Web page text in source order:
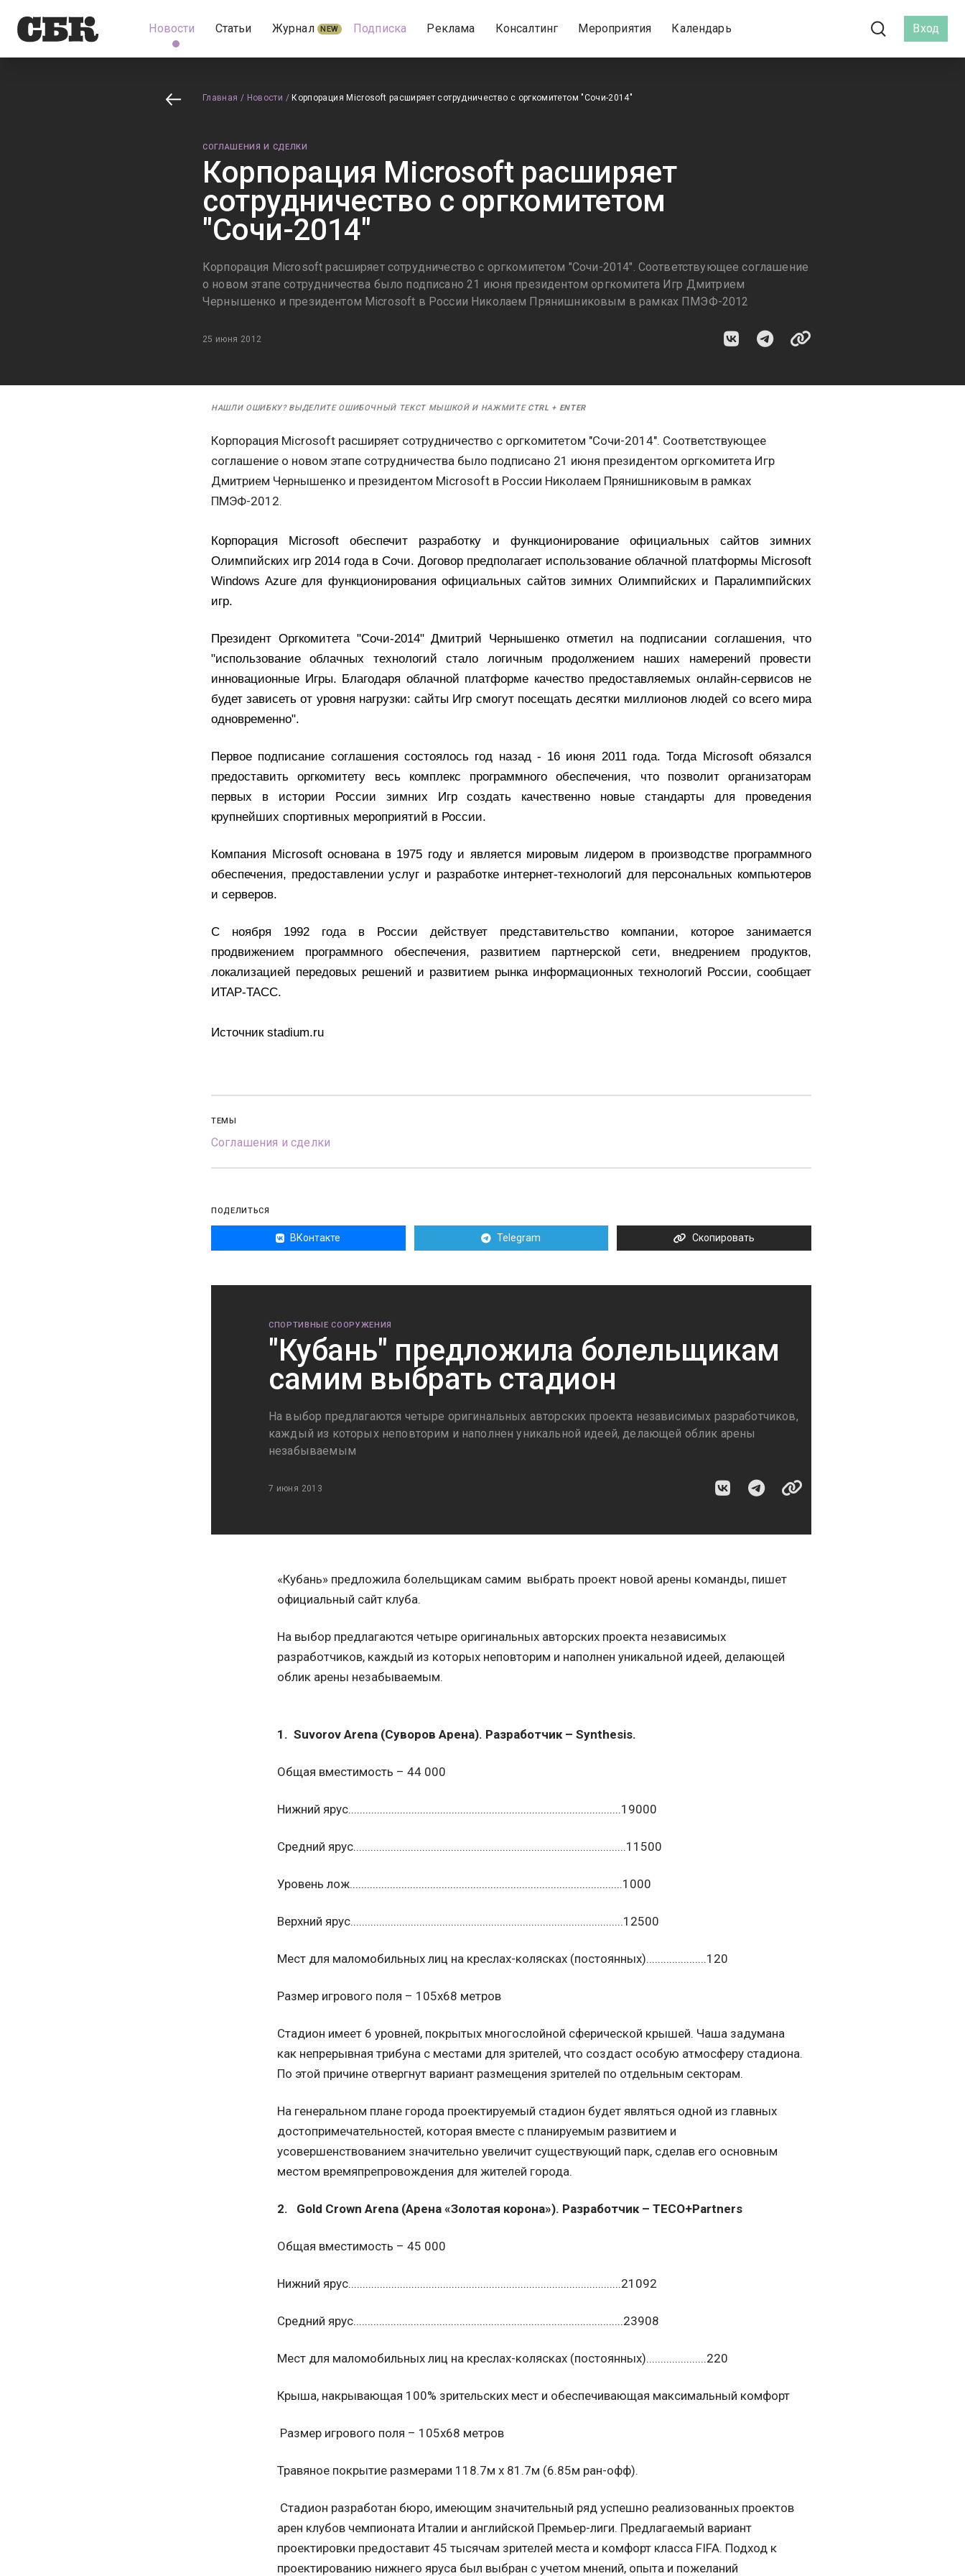
Новости Статьи Журнал NEW Подписка Реклама Консалтинг Мероприятия Календарь Вход
Главная / Новости / Корпорация Microsoft расширяет сотрудничество с оргкомитетом "Сочи-2014"
СОГЛАШЕНИЯ И СДЕЛКИ
Корпорация Microsoft расширяет
сотрудничество с оргкомитетом
"Сочи-2014"
Корпорация Microsoft расширяет сотрудничество с оргкомитетом "Сочи-2014". Соответствующее соглашение
о новом этапе сотрудничества было подписано 21 июня президентом оргкомитета Игр Дмитрием
Чернышенко и президентом Microsoft в России Николаем Прянишниковым в рамках ПМЭФ-2012
25 июня 2012
НАШЛИ ОШИБКУ? ВЫДЕЛИТЕ ОШИБОЧНЫЙ ТЕКСТ МЫШКОЙ И НАЖМИТЕ CTRL + ENTER
Корпорация Microsoft расширяет сотрудничество с оргкомитетом "Сочи-2014". Соответствующее
соглашение о новом этапе сотрудничества было подписано 21 июня президентом оргкомитета Игр
Дмитрием Чернышенко и президентом Microsoft в России Николаем Прянишниковым в рамках
ПМЭФ-2012.
Корпорация Microsoft обеспечит разработку и функционирование официальных сайтов зимних
Олимпийских игр 2014 года в Сочи. Договор предполагает использование облачной платформы Microsoft
Windows Azure для функционирования официальных сайтов зимних Олимпийских и Паралимпийских
игр.
Президент Оргкомитета "Сочи-2014" Дмитрий Чернышенко отметил на подписании соглашения, что
"использование облачных технологий стало логичным продолжением наших намерений провести
инновационные Игры. Благодаря облачной платформе качество предоставляемых онлайн-сервисов не
будет зависеть от уровня нагрузки: сайты Игр смогут посещать десятки миллионов людей со всего мира
одновременно".
Первое подписание соглашения состоялось год назад - 16 июня 2011 года. Тогда Microsoft обязался
предоставить оргкомитету весь комплекс программного обеспечения, что позволит организаторам
первых в истории России зимних Игр создать качественно новые стандарты для проведения
крупнейших спортивных мероприятий в России.
Компания Microsoft основана в 1975 году и является мировым лидером в производстве программного
обеспечения, предоставлении услуг и разработке интернет-технологий для персональных компьютеров
и серверов.
С ноября 1992 года в России действует представительство компании, которое занимается
продвижением программного обеспечения, развитием партнерской сети, внедрением продуктов,
локализацией передовых решений и развитием рынка информационных технологий России, сообщает
ИТАР-ТАСС.
Источник stadium.ru
ТЕМЫ
Соглашения и сделки
ПОДЕЛИТЬСЯ
ВКонтакте Telegram Скопировать
СПОРТИВНЫЕ СООРУЖЕНИЯ
"Кубань" предложила болельщикам
самим выбрать стадион
На выбор предлагаются четыре оригинальных авторских проекта независимых разработчиков,
каждый из которых неповторим и наполнен уникальной идеей, делающей облик арены
незабываемым
7 июня 2013
«Кубань» предложила болельщикам самим выбрать проект новой арены команды, пишет
официальный сайт клуба.
На выбор предлагаются четыре оригинальных авторских проекта независимых
разработчиков, каждый из которых неповторим и наполнен уникальной идеей, делающей
облик арены незабываемым.
1. Suvorov Arena (Суворов Арена). Разработчик – Synthesis.
Общая вместимость – 44 000
Нижний ярус...............................................................................................19000
Средний ярус...............................................................................................11500
Уровень лож...............................................................................................1000
Верхний ярус...............................................................................................12500
Мест для маломобильных лиц на креслах-колясках (постоянных).....................120
Размер игрового поля – 105х68 метров
Стадион имеет 6 уровней, покрытых многослойной сферической крышей. Чаша задумана
как непрерывная трибуна с местами для зрителей, что создаст особую атмосферу стадиона.
По этой причине отвергнут вариант размещения зрителей по отдельным секторам.
На генеральном плане города проектируемый стадион будет являться одной из главных
достопримечательностей, которая вместе с планируемым развитием и
усовершенствованием значительно увеличит существующий парк, сделав его основным
местом времяпрепровождения для жителей города.
2. Gold Crown Arena (Арена «Золотая корона»). Разработчик – TECO+Partners
Общая вместимость – 45 000
Нижний ярус...............................................................................................21092
Средний ярус..............................................................................................23908
Мест для маломобильных лиц на креслах-колясках (постоянных).....................220
Крыша, накрывающая 100% зрительских мест и обеспечивающая максимальный комфорт
Размер игрового поля – 105х68 метров
Травяное покрытие размерами 118.7м x 81.7м (6.85м ран-офф).
Стадион разработан бюро, имеющим значительный ряд успешно реализованных проектов
арен клубов чемпионата Италии и английской Премьер-лиги. Предлагаемый вариант
проектировки предоставит 45 тысячам зрителей места и комфорт класса FIFA. Подход к
проектированию нижнего яруса был выбран с учетом мнений, опыта и пожеланий